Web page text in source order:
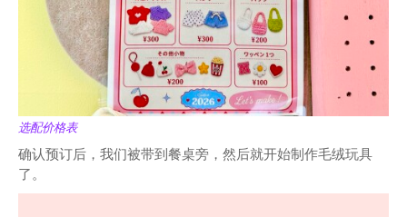
选配价格表
确认预订后，我们被带到餐桌旁，然后就开始制作毛绒玩具
了。